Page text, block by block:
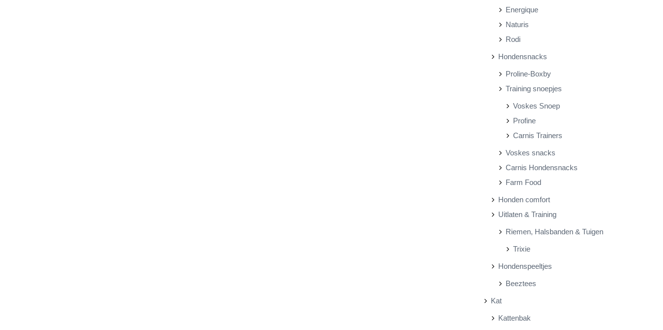
Energique
Naturis
Rodi
Hondensnacks
Proline-Boxby
Training snoepjes
Voskes Snoep
Profine
Carnis Trainers
Voskes snacks
Carnis Hondensnacks
Farm Food
Honden comfort
Uitlaten & Training
Riemen, Halsbanden & Tuigen
Trixie
Hondenspeeltjes
Beeztees
Kat
Kattenbak